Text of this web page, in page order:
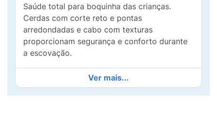
Saúde total para boquinha das crianças.
Cerdas com corte reto e pontas
arredondadas e cabo com texturas
proporcionam segurança e conforto durante
a escovação.
Ver mais...